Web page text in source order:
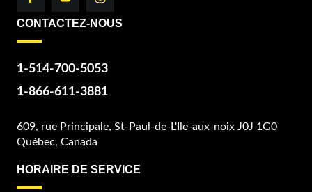
CONTACTEZ-NOUS
1-514-700-5053
1-866-611-3881
609, rue Principale, St-Paul-de-L'Ile-aux-noix J0J 1G0
Québec, Canada
HORAIRE DE SERVICE